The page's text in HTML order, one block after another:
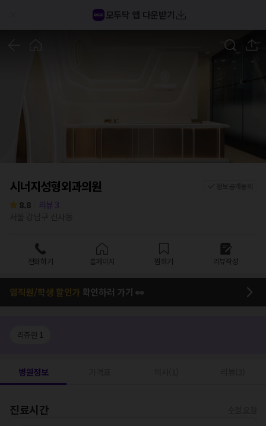
모두닥 앱 다운받기
시너지성형외과의원
8.8 리뷰 3
전화하기 홈페이지 찜하기 리뷰작성
임직원/학생 할인가 확인하러 가기 👀
리쥬란 1
병원정보
진료시간